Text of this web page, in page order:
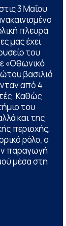
3 Μαΐου
πλευρά
μας έχει
του
«Οθωνικό
βασιλιά
από 4
Καθώς
του
και της
περιοχής,
ρόλο, ο
παραγωγή
μέσα στη